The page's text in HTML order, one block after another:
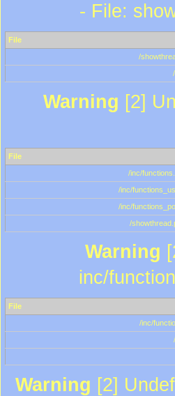
- File:
File
/
Warning [2]
File
/inc/
/inc/
/inc/
/
Warning
inc/
File
/inc/
Warning [2]